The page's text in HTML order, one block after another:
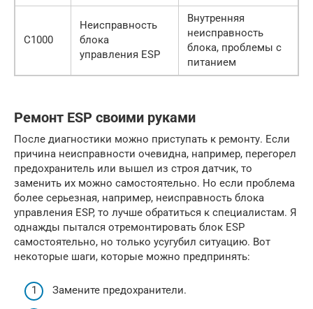
C1000
Неисправность
блока
управления ESP
Внутренняя
неисправность
блока, проблемы с
питанием
Ремонт ESP своими руками
После диагностики можно приступать к ремонту. Если
причина неисправности очевидна, например, перегорел
предохранитель или вышел из строя датчик, то
заменить их можно самостоятельно. Но если проблема
более серьезная, например, неисправность блока
управления ESP, то лучше обратиться к специалистам. Я
однажды пытался отремонтировать блок ESP
самостоятельно, но только усугубил ситуацию. Вот
некоторые шаги, которые можно предпринять:
Замените предохранители.